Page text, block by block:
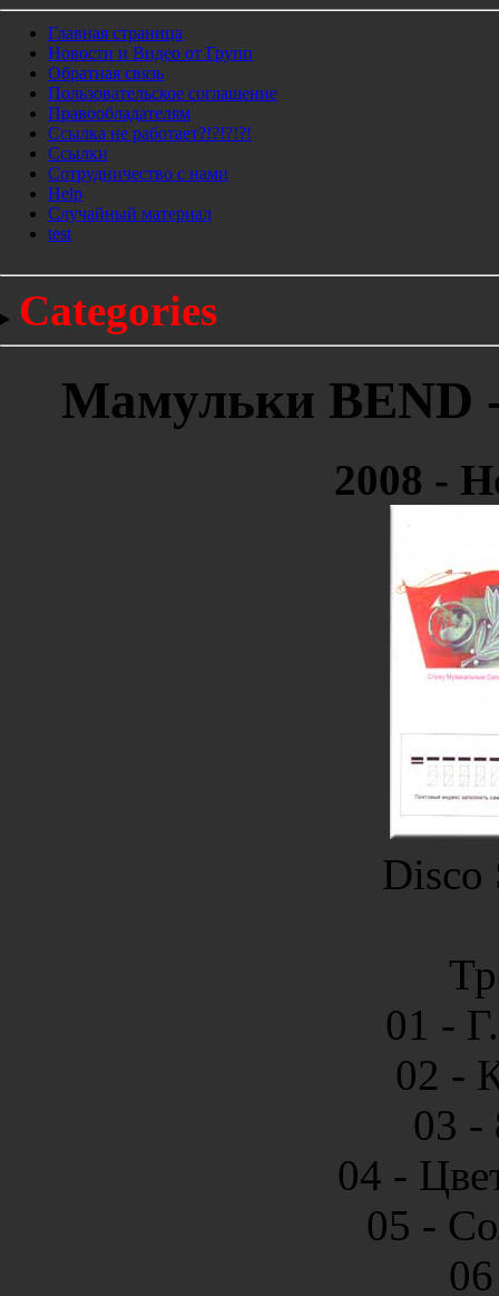
Главная страница
Новости и Видео от Групп
Обратная связь
Пользовательское соглашение
Правообладателям
Ссылка не работает?!?!?!?!
Ссылки
Сотрудничество с нами
Help
Cлучайный материал
test
Categories
Мамульки BEND
2008 -
Disco
01 -
02 -
03 -
04 -
05 -